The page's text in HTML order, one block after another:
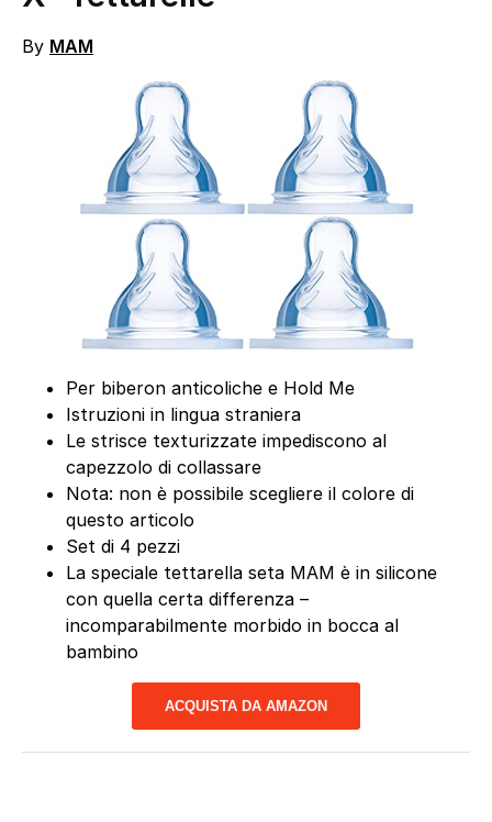
By MAM
Per biberon anticoliche e Hold Me
Istruzioni in lingua straniera
Le strisce texturizzate impediscono al
capezzolo di collassare
Nota: non è possibile scegliere il colore di
questo articolo
Set di 4 pezzi
La speciale tettarella seta MAM è in silicone
con quella certa differenza –
incomparabilmente morbido in bocca al
bambino
ACQUISTA DA AMAZON